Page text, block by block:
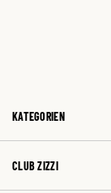
KATEGORIEN
CLUB ZIZZI